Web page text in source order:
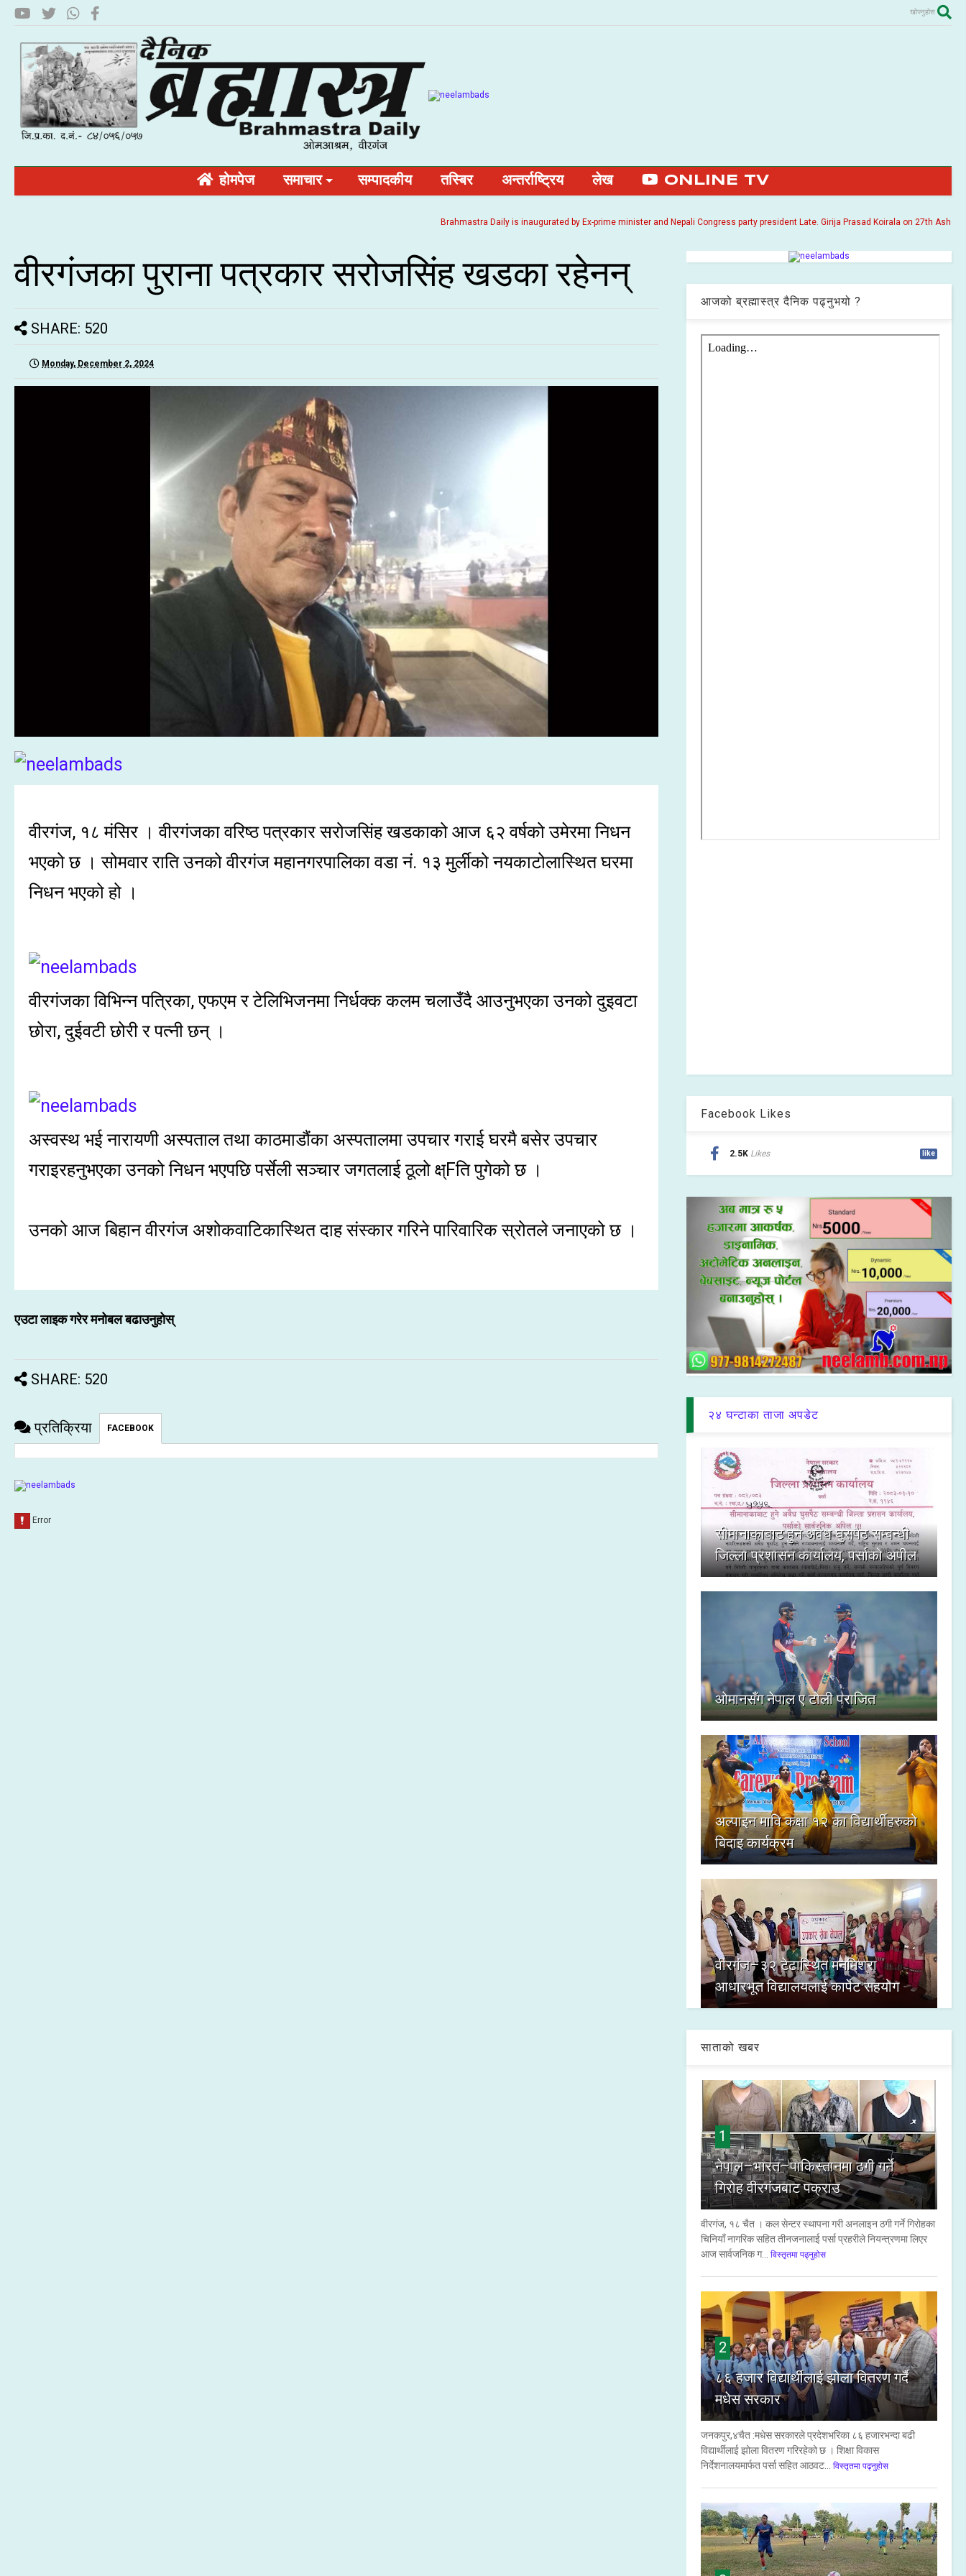
खोज्नुहोस
होमपेज समाचार सम्पादकीय तस्बिर अन्तर्राष्ट्रिय लेख ONLINE TV
Brahmastra Daily is inaugurated by Ex-prime minister and Nepali Congress party president Late. Girija Prasad Koirala on 27th Ashoj
वीरगंजका पुराना पत्रकार सरोजसिंह खडका रहेनन्
SHARE: 520
Monday, December 2, 2024
वीरगंज, १८ मंसिर । वीरगंजका वरिष्ठ पत्रकार सरोजसिंह खडकाको आज ६२ वर्षको उमेरमा निधन
भएको छ । सोमवार राति उनको वीरगंज महानगरपालिका वडा नं. १३ मुर्लीको नयकाटोलास्थित घरमा
निधन भएको हो ।
वीरगंजका विभिन्न पत्रिका, एफएम र टेलिभिजनमा निर्धक्क कलम चलाउँदै आउनुभएका उनको दुइवटा
छोरा, दुईवटी छोरी र पत्नी छन् ।
अस्वस्थ भई नारायणी अस्पताल तथा काठमाडौंका अस्पतालमा उपचार गराई घरमै बसेर उपचार
गराइरहनुभएका उनको निधन भएपछि पर्सेली सञ्चार जगतलाई ठूलो क्ष्Fति पुगेको छ ।
उनको आज बिहान वीरगंज अशोकवाटिकास्थित दाह संस्कार गरिने पारिवारिक स्रोतले जनाएको छ ।
एउटा लाइक गरेर मनोबल बढाउनुहोस्
SHARE: 520
प्रतिक्रिया FACEBOOK
आजको ब्रह्मास्त्र दैनिक पढ्नुभयो ?
Facebook Likes
2.5K Likes like
२४ घन्टाका ताजा अपडेट
सीमानाकाबाट हुने अवैध घुसपैठ सम्बन्धी
जिल्ला प्रशासन कार्यालय, पर्साको अपील
ओमानसँग नेपाल ए टोली पराजित
अल्पाइन मावि कक्षा १२ का विद्यार्थीहरुको
बिदाइ कार्यक्रम
वीरगंज–३२ टेढास्थित मनमिश्रा
आधारभूत विद्यालयलाई कार्पेट सहयोग
साताको खबर
1
नेपाल–भारत–पाकिस्तानमा ठगी गर्ने
गिरोह वीरगंजबाट पक्राउ
वीरगंज, १८ चैत । कल सेन्टर स्थापना गरी अनलाइन ठगी गर्ने गिरोहका
चिनियाँ नागरिक सहित तीनजनालाई पर्सा प्रहरीले नियन्त्रणमा लिएर
आज सार्वजनिक ग...
विस्तृतमा पढ्नुहोस
2
८६ हजार विद्यार्थीलाई झोला वितरण गर्दै
मधेस सरकार
जनकपुर,४चैत :मधेस सरकारले प्रदेशभरिका ८६ हजारभन्दा बढी
विद्यार्थीलाई झोला वितरण गरिरहेको छ । शिक्षा विकास
निर्देशनालयमार्फत पर्सा सहित आठवट...
विस्तृतमा पढ्नुहोस